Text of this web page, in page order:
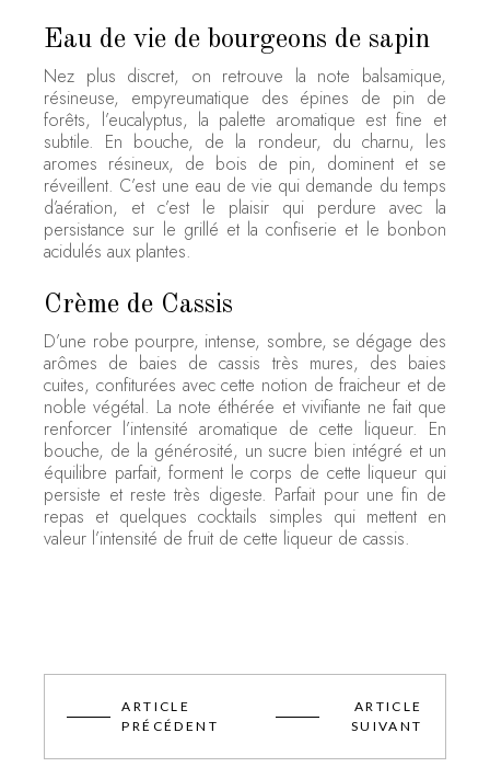
Eau de vie de bourgeons de sapin
Nez plus discret, on retrouve la note balsamique,
résineuse, empyreumatique des épines de pin de
forêts, l’eucalyptus, la palette aromatique est fine et
subtile. En bouche, de la rondeur, du charnu, les
aromes résineux, de bois de pin, dominent et se
réveillent. C’est une eau de vie qui demande du temps
d’aération, et c’est le plaisir qui perdure avec la
persistance sur le grillé et la confiserie et le bonbon
acidulés aux plantes.
Crème de Cassis
D’une robe pourpre, intense, sombre, se dégage des
arômes de baies de cassis très mures, des baies
cuites, confiturées avec cette notion de fraicheur et de
noble végétal. La note éthérée et vivifiante ne fait que
renforcer l’intensité aromatique de cette liqueur. En
bouche, de la générosité, un sucre bien intégré et un
équilibre parfait, forment le corps de cette liqueur qui
persiste et reste très digeste. Parfait pour une fin de
repas et quelques cocktails simples qui mettent en
valeur l’intensité de fruit de cette liqueur de cassis.
ARTICLE
PRÉCÉDENT
ARTICLE
SUIVANT